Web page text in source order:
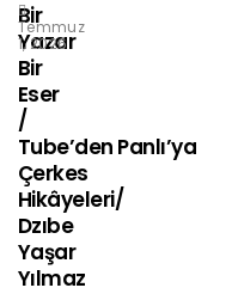
Bir
Yazar
Bir
Eser
/
Tube’den Panlı’ya
Çerkes
Hikâyeleri/
Dzıbe
Yaşar
Yılmaz
Temmuz
1, 2026